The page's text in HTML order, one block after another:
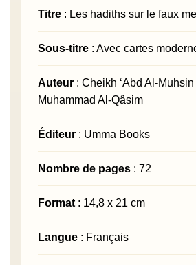
Titre : Les hadiths sur le faux
Sous-titre : Avec cartes
Auteur : Cheikh ‘Abd Al-
Muhammad Al-Qâsim
Éditeur : Umma Books
Nombre de pages : 72
Format : 14,8 x 21 cm
Langue : Français